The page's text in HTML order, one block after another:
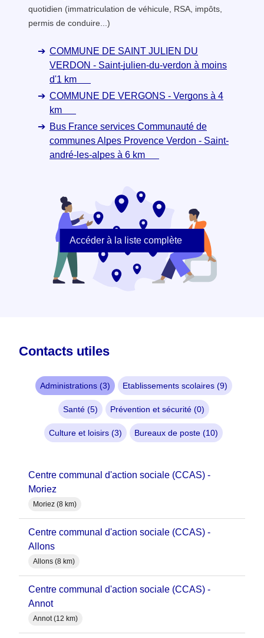
quotidien (immatriculation de véhicule, RSA, impôts,
permis de conduire...)
COMMUNE DE SAINT JULIEN DU
VERDON - Saint-julien-du-verdon à moins
d'1 km
COMMUNE DE VERGONS - Vergons à 4
km
Bus France services Communauté de
communes Alpes Provence Verdon - Saint-
andré-les-alpes à 6 km
Accéder à la liste complète
Contacts utiles
Administrations (3) Etablissements scolaires (9)
Santé (5) Prévention et sécurité (0)
Culture et loisirs (3) Bureaux de poste (10)
Centre communal d'action sociale (CCAS) -
Moriez
Moriez (8 km)
Centre communal d'action sociale (CCAS) -
Allons
Allons (8 km)
Centre communal d'action sociale (CCAS) -
Annot
Annot (12 km)